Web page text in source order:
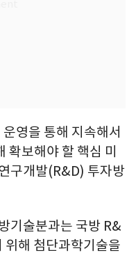
영을 통해 지속해서
확보해야 할 핵심 미
구개발(R&D) 투자방
기술분과는 국방 R&
위해 첨단과학기술을